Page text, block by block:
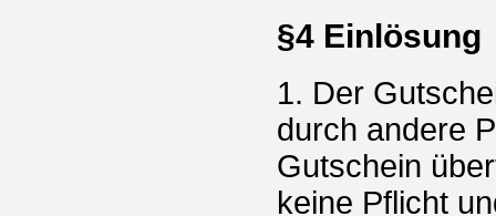
§4 Einlösung
1. Der
durch andere
Gutschein
keine Pflicht